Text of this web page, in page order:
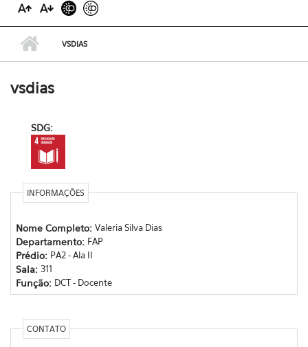
VSDIAS
vsdias
SDG:
INFORMAÇÕES
Nome Completo: Valeria Silva Dias
Departamento: FAP
Prédio: PA2 - Ala II
Sala: 311
Função: DCT - Docente
CONTATO